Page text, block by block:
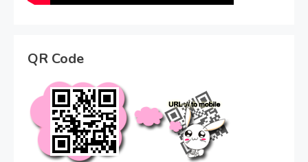
QR Code